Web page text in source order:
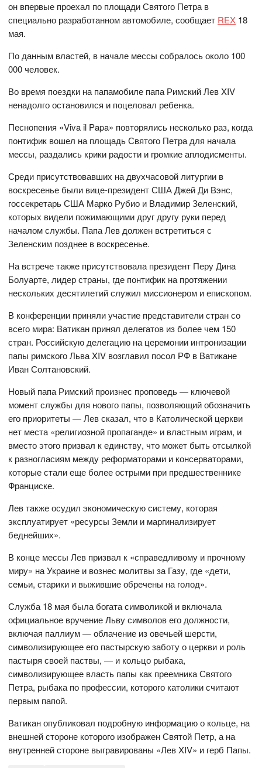
он впервые проехал по площади Святого Петра в
специально разработанном автомобиле, сообщает REX 18
мая.
По данным властей, в начале мессы собралось около 100
000 человек.
Во время поездки на папамобиле папа Римский Лев XIV
ненадолго остановился и поцеловал ребенка.
Песнопения «Viva il Papa» повторялись несколько раз, когда
понтифик вошел на площадь Святого Петра для начала
мессы, раздались крики радости и громкие аплодисменты.
Среди присутствовавших на двухчасовой литургии в
воскресенье были вице-президент США Джей Ди Вэнс,
госсекретарь США Марко Рубио и Владимир Зеленский,
которых видели пожимающими друг другу руки перед
началом службы. Папа Лев должен встретиться с
Зеленским позднее в воскресенье.
На встрече также присутствовала президент Перу Дина
Болуарте, лидер страны, где понтифик на протяжении
нескольких десятилетий служил миссионером и епископом.
В конференции приняли участие представители стран со
всего мира: Ватикан принял делегатов из более чем 150
стран. Российскую делегацию на церемонии интронизации
папы римского Льва XIV возглавил посол РФ в Ватикане
Иван Солтановский.
Новый папа Римский произнес проповедь — ключевой
момент службы для нового папы, позволяющий обозначить
его приоритеты — Лев сказал, что в Католической церкви
нет места «религиозной пропаганде» и властным играм, и
вместо этого призвал к единству, что может быть отсылкой
к разногласиям между реформаторами и консерваторами,
которые стали еще более острыми при предшественнике
Франциске.
Лев также осудил экономическую систему, которая
эксплуатирует «ресурсы Земли и маргинализирует
беднейших».
В конце мессы Лев призвал к «справедливому и прочному
миру» на Украине и вознес молитвы за Газу, где «дети,
семьи, старики и выжившие обречены на голод».
Служба 18 мая была богата символикой и включала
официальное вручение Льву символов его должности,
включая паллиум — облачение из овечьей шерсти,
символизирующее его пастырскую заботу о церкви и роль
пастыря своей паствы, — и кольцо рыбака,
символизирующее власть папы как преемника Святого
Петра, рыбака по профессии, которого католики считают
первым папой.
Ватикан опубликовал подробную информацию о кольце, на
внешней стороне которого изображен Святой Петр, а на
внутренней стороне выгравированы «Лев XIV» и герб Папы.